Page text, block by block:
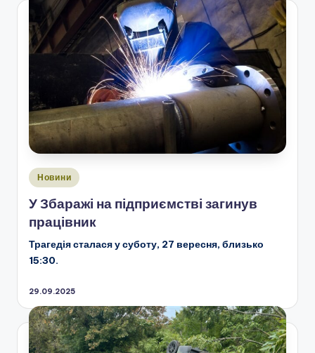
Опубліковано
Новини
У Збаражі на підприємстві загинув
працівник
Трагедія сталася у суботу, 27 вересня, близько
15:30.
29.09.2025